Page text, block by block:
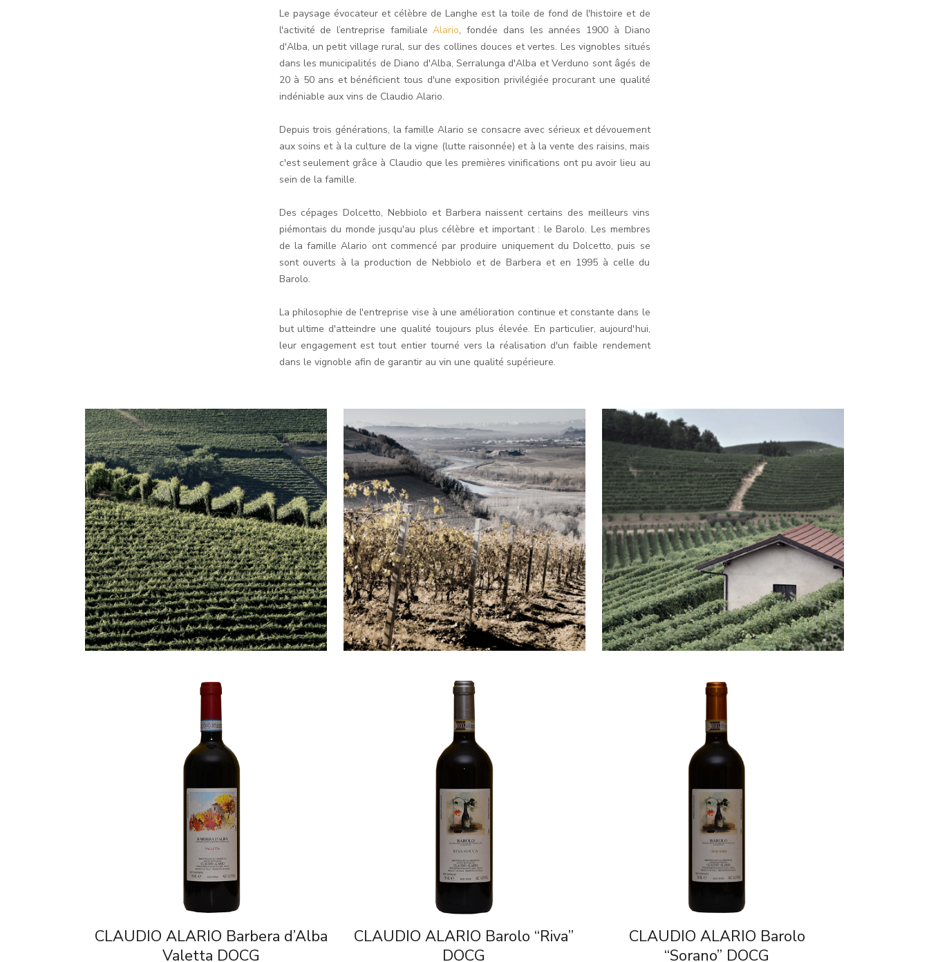
Le paysage évocateur et célèbre de Langhe est la toile de fond de l'histoire et de
l'activité de l’entreprise familialeAlario, fondée dans les années 1900 à Diano
d'Alba, un petit village rural, sur des collines douces et vertes. Les vignobles situés
dans les municipalités de Diano d'Alba, Serralunga d'Alba et Verduno sont âgés de
20 à 50 ans et bénéficient tous d'une exposition privilégiée procurant une qualité
indéniable aux vins de Claudio Alario.
Depuis trois générations, la famille Alario se consacre avec sérieux et dévouement
aux soins et à la culture de la vigne (lutte raisonnée) et à la vente des raisins, mais
c'est seulement grâce à Claudio que les premières vinifications ont pu avoir lieu au
sein de la famille.
Des cépages Dolcetto, Nebbiolo et Barbera naissent certains des meilleurs vins
piémontais du monde jusqu'au plus célèbre et important : le Barolo. Les membres
de la famille Alario ont commencé par produire uniquement du Dolcetto, puis se
sont ouverts à la production de Nebbiolo et de Barbera et en 1995 à celle du
Barolo.
La philosophie de l'entreprise vise à une amélioration continue et constante dans le
but ultime d'atteindre une qualité toujours plus élevée. En particulier, aujourd'hui,
leur engagement est tout entier tourné vers la réalisation d'un faible rendement
dans le vignoble afin de garantir au vin une qualité supérieure.
DOLCETTO
VINES
AUTUMNS IN
LANGHE
CLAUDIO
ALARIO
WINERY
CLAUDIO ALARIO Barbera d’Alba
Valetta DOCG
CLAUDIO ALARIO Barolo “Riva”
DOCG
CLAUDIO ALARIO Barolo
“Sorano” DOCG